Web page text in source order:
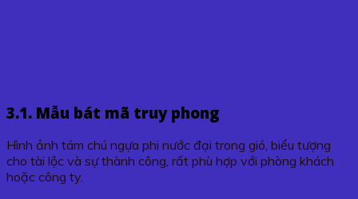
3.1. Mẫu bát mã truy phong
Hình ảnh tám chú ngựa phi nước đại trong gió, biểu tượng
cho tài lộc và sự thành công, rất phù hợp với phòng khách
hoặc công ty.